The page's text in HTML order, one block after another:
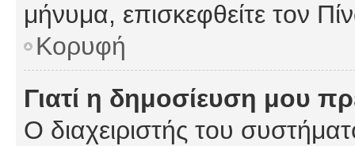
μήνυμα, επισκεφθείτε τον
Κορυφή
Γιατί η δημοσίευση μου
Ο διαχειριστής του